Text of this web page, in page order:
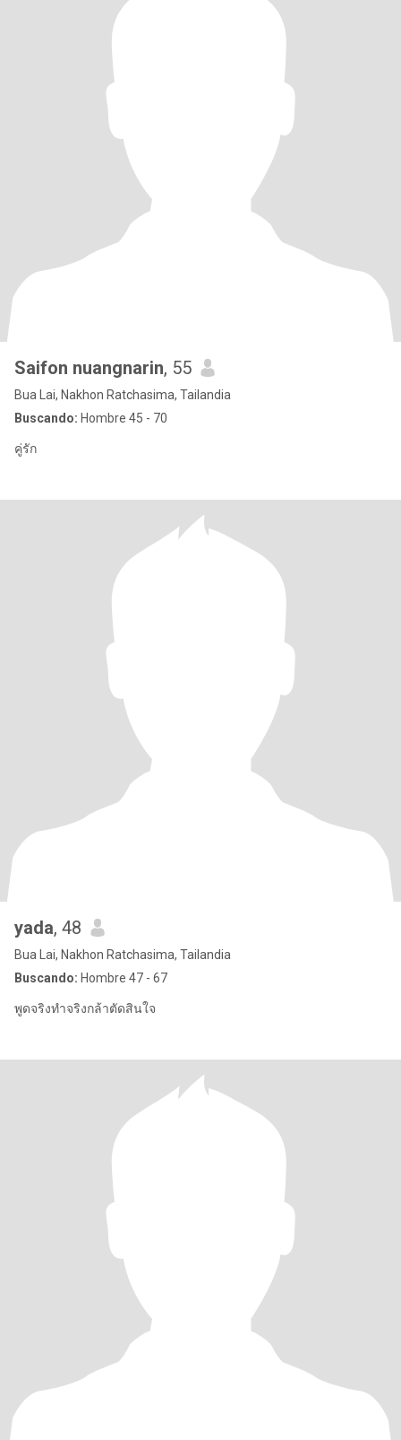
Saifon nuangnarin, 55
Bua Lai, Nakhon Ratchasima, Tailandia
Buscando: Hombre 45 - 70
คู่รัก
yada, 48
Bua Lai, Nakhon Ratchasima, Tailandia
Buscando: Hombre 47 - 67
พูดจริงทำจริงกล้าตัดสินใจ